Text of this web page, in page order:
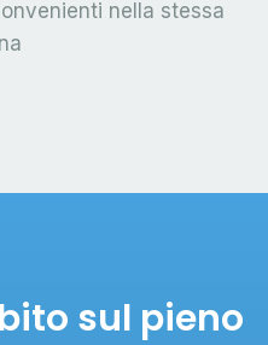
nella stessa
sul pieno